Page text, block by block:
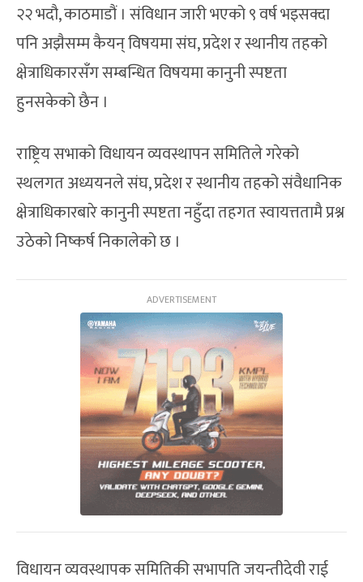
२२ भदौ, काठमाडौं । संविधान जारी भएको ९ वर्ष भइसक्दा
पनि अझैसम्म कैयन् विषयमा संघ, प्रदेश र स्थानीय तहको
क्षेत्राधिकारसँग सम्बन्धित विषयमा कानुनी स्पष्टता
हुनसकेको छैन ।
राष्ट्रिय सभाको विधायन व्यवस्थापन समितिले गरेको
स्थलगत अध्ययनले संघ, प्रदेश र स्थानीय तहको संवैधानिक
क्षेत्राधिकारबारे कानुनी स्पष्टता नहुँदा तहगत स्वायत्ततामै प्रश्न
उठेको निष्कर्ष निकालेको छ ।
विधायन व्यवस्थापक समितिकी सभापति जयन्तीदेवी राई